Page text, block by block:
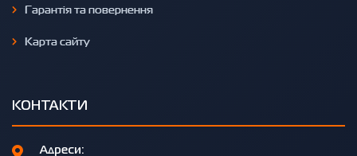
Гарантія та повернення
Карта сайту
КОНТАКТИ
Адреси: